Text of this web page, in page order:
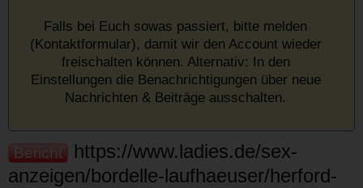
Falls bei Euch sowas passiert, bitte melden
(Kontaktformular), damit wir den Account wieder
freischalten können. Alternativ: In den
Einstellungen die Benachrichtigungen über neue
Nachrichten & Beiträge ausschalten.
Bericht
https://www.ladies.de/sex-
anzeigen/bordelle-laufhaeuser/herford-